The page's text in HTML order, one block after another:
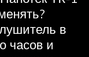
в
часов и